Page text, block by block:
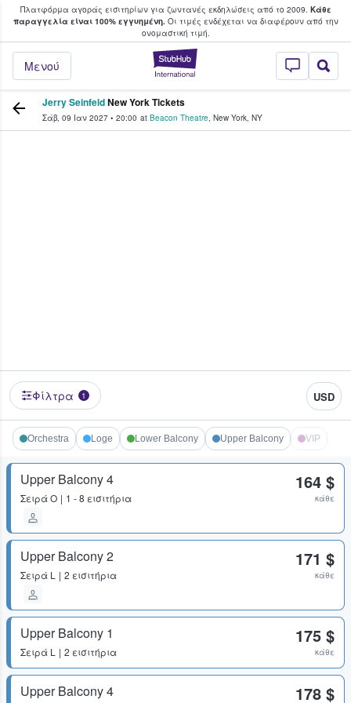
Πλατφόρμα αγοράς εισιτηρίων για ζωντανές εκδηλώσεις από το 2009. Κάθε
παραγγελία είναι 100% εγγυημένη.Οι τιμές ενδέχεται να διαφέρουν από την
oνομαστική τιμή.
StubHub - Όπου
Μενού
φαν αγοράζουν και πουλούν
Jerry SeinfeldNew York Tickets
Σάβ, 09 Ιαν 2027 • 20:00 at Beacon Theatre, New York, NY
Φίλτρα 1 USD
Orchestra Loge Lower Balcony Upper Balcony VIP
Upper Balcony 4
ΣειράO 1 - 8 εισιτήρια
164 $
κάθε
Upper Balcony 2
Σειρά L 2 εισιτήρια
171 $
κάθε
Upper Balcony 1
Σειρά L 2 εισιτήρια
175 $
κάθε
Upper Balcony 4 178 $